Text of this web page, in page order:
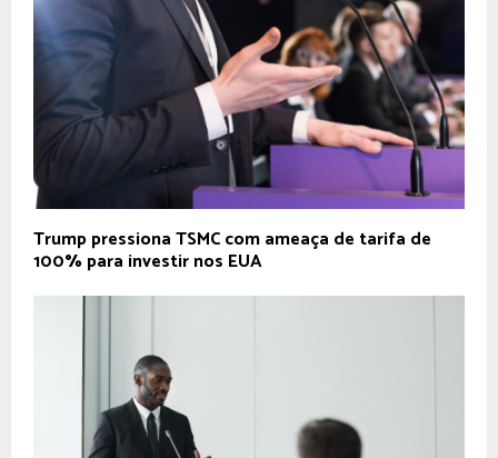
Trump pressiona TSMC com ameaça de tarifa de
100% para investir nos EUA